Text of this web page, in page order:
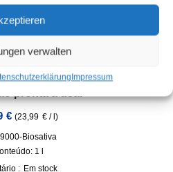
verwalten
Impressum
– concentrado para até 100l
€ (23,99 € / )
Biosativa
1 l
: Em stock